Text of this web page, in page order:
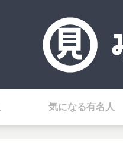
気になる有名人